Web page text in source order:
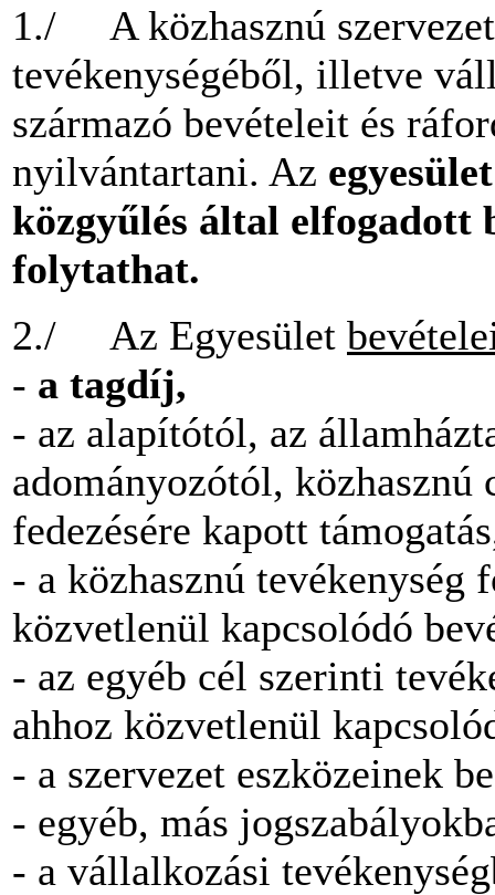
1./ A közhasznú
tevékenységéből, illetve
származó bevételeit és
nyilvántartani. Az
közgyűlés által elfogadott
folytathat.
2./ Az Egyesület
- a tagdíj,
- az alapítótól, az
adományozótól,
fedezésére kapott
- a közhasznú tevékenység
közvetlenül kapcsolódó
- az egyéb cél szerinti
ahhoz közvetlenül
- a szervezet eszközeinek
- egyéb, más
- a vállalkozási